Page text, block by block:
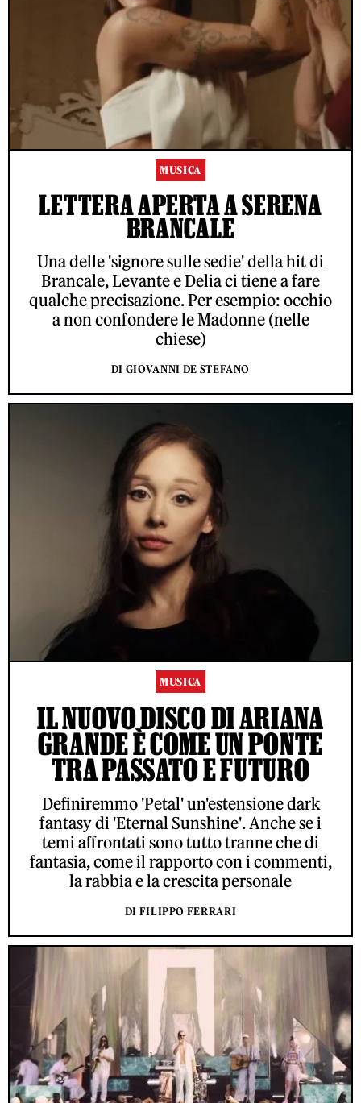
MUSICA
LETTERA APERTA A SERENA
BRANCALE
Una delle 'signore sulle sedie' della hit di
Brancale, Levante e Delia ci tiene a fare
qualche precisazione. Per esempio: occhio
a non confondere le Madonne (nelle
chiese)
DI GIOVANNI DE STEFANO
MUSICA
IL NUOVO DISCO DI ARIANA
GRANDE È COME UN PONTE
TRA PASSATO E FUTURO
Definiremmo 'Petal' un'estensione dark
fantasy di 'Eternal Sunshine'. Anche se i
temi affrontati sono tutto tranne che di
fantasia, come il rapporto con i commenti,
la rabbia e la crescita personale
DI FILIPPO FERRARI